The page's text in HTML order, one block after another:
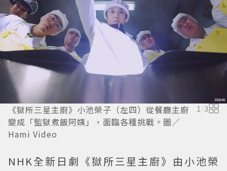
《獄所三星主廚》小池榮子（左四）從餐廳主廚
變成「監獄煮飯阿姨」，面臨各種挑戰。圖／
Hami Video
1 /3
NHK全新日劇《獄所三星主廚》由小池榮